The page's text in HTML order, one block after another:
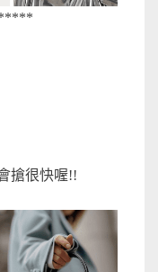
搶很快喔!!